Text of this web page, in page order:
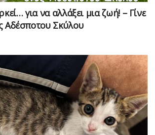
για να αλλάξει μια ζωή! – Γίνε
Αδέσποτου Σκύλου